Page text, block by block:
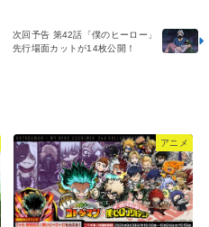
次回予告 第42話「僕のヒーロー」
先行場面カットが14枚公開！
アニメ